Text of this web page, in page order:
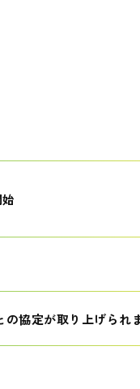
の協定が取り上げられ